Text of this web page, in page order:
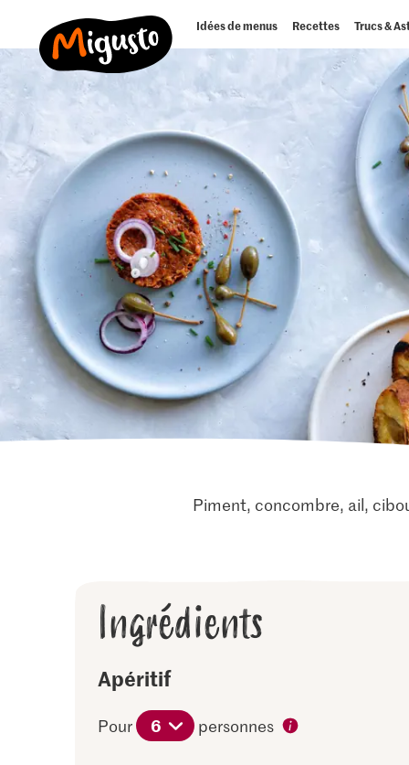
Idées de menus Recettes Trucs &
Piment, concombre, ail,
Ingrédients
Apéritif
Pour 6 personnes